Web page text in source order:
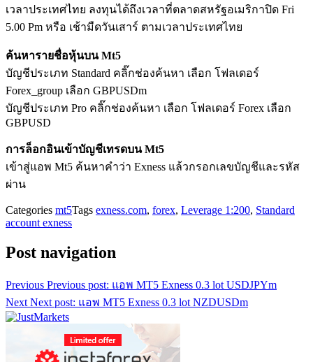
เวลาประเทศไทย ลงทุนได้ถึงเวลาที่ตลาดสหรัฐอเมริกาปิด Fri
5.00 Pm หรือ เช้ามืดวันเสาร์ ตามเวลาประเทศไทย
ค้นหารายชื่อหุ้นบน Mt5
บัญชีประเภท Standard คลิ๊กช่องค้นหา เลือก โฟลเดอร์
Forex_group เลือก GBPUSDm
บัญชีประเภท Pro คลิ๊กช่องค้นหา เลือก โฟลเดอร์ Forex เลือก
GBPUSD
การล็อกอินเข้าบัญชีเทรดบน Mt5
เข้าสู่แอพ Mt5 ค้นหาคำว่า Exness แล้วกรอกเลขบัญชีและรหัส
ผ่าน
Categories mt5Tags exness.com, forex, Leverage 1:200, Standard
account exness
Post navigation
Previous Previous post: แอพ MT5 Exness 0.3 lot USDJPYm
Next Next post: แอพ MT5 Exness 0.3 lot NZDUSDm